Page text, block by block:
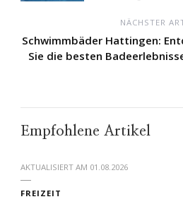
NÄCHSTER
Schwimmbäder Hattingen:
Sie die besten
Empfohlene Artikel
AKTUALISIERT AM 01.08.2026
FREIZEIT